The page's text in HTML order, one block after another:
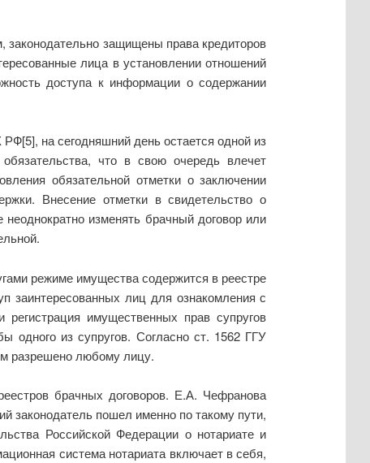
законодательно защищены права кредиторов
лица в установлении отношений
доступа к информации о содержании
на сегодняшний день остается одной из
что в свою очередь влечет
обязательной отметки о заключении
Внесение отметки в свидетельство о
изменять брачный договор или
режиме имущества содержится в реестре
заинтересованных лиц для ознакомления с
регистрация имущественных прав супругов
одного из супругов. Согласно ст. 1562 ГГУ
разрешено любому лицу.
брачных договоров. Е.А. Чефранова
законодатель пошел именно по такому пути,
Российской Федерации о нотариате и
система нотариата включает в себя,